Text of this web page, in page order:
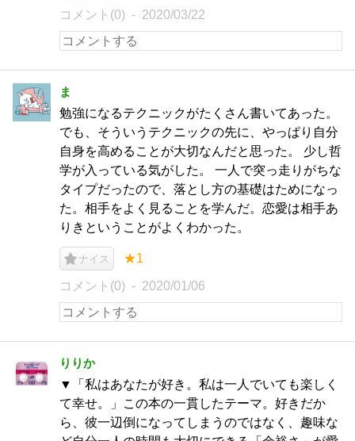
コメント(0) 2020/03/22
ま
勉強になるテクニックがたくさん書いてあった。
でも、そういうテクニックの先に、やっぱり自分
自身を高めることが大切なんだと思った。 少し哲
学が入っている気がした。 一人で突っ走りがちな
タイプだったので、落とし方の基礎はためになっ
た。相手をよく見ることを学んだ。恋愛は相手あ
りきということがよくわかった。
ナイス ★1
コメント(0) 2020/01/06
りりか
▼「私はあなたが好き。私は一人でいても楽しく
て幸せ。」この本の一貫したテーマ。好きだか
ら、彼一辺倒になってしまうのではなく、趣味な